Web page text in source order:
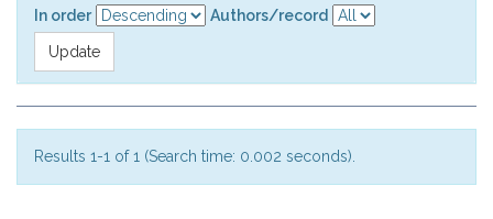
In order
Authors/record
Results 1-1 of 1 (Search time: 0.002 seconds).